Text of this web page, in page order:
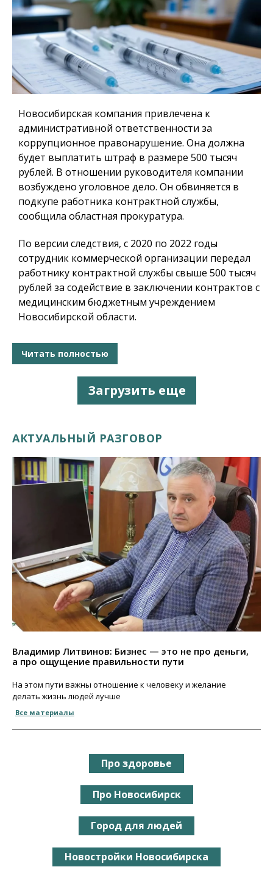
Новосибирская компания привлечена к
административной ответственности за
коррупционное правонарушение. Она должна
будет выплатить штраф в размере 500 тысяч
рублей. В отношении руководителя компании
возбуждено уголовное дело. Он обвиняется в
подкупе работника контрактной службы,
сообщила областная прокуратура.
По версии следствия, с 2020 по 2022 годы
сотрудник коммерческой организации передал
работнику контрактной службы свыше 500 тысяч
рублей за содействие в заключении контрактов с
медицинским бюджетным учреждением
Новосибирской области.
Читать полностью
Загрузить еще
АКТУАЛЬНЫЙ РАЗГОВОР
Владимир Литвинов: Бизнес — это не про деньги,
а про ощущение правильности пути
На этом пути важны отношение к человеку и желание
делать жизнь людей лучше
Все материалы
Про здоровье
Про Новосибирск
Город для людей
Новостройки Новосибирска